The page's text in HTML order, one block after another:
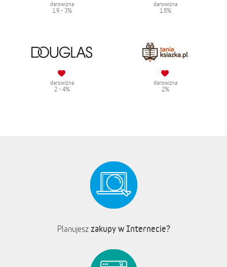
darowizna
1.9 - 3%
darowizna
1.5%
darowizna
2 - 4%
darowizna
2%
Planujesz zakupy w Internecie?